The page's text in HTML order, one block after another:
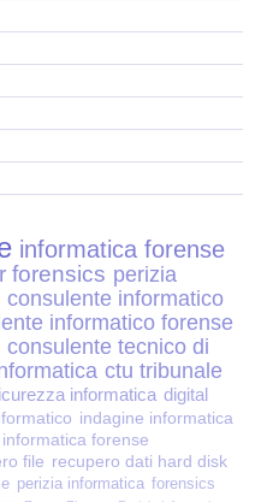
e VOIP
informatica forense
forensics perizia
consulente informatico
informatico forense
consulente tecnico di
ctu tribunale
informatica digital
indagine informatica
forense
file recupero dati hard disk
perizia informatica forensics